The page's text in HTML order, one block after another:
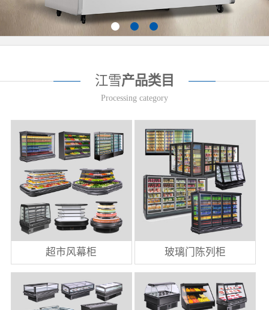
江雪产品类目
Processing category
超市风幕柜 玻璃门陈列柜